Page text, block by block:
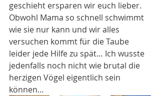
geschieht ersparen wir euch lieber.
Obwohl Mama so schnell schwimmt
wie sie nur kann und wir alles
versuchen kommt für die Taube
leider jede Hilfe zu spät… Ich wusste
jedenfalls noch nicht wie brutal die
herzigen Vögel eigentlich sein
können…